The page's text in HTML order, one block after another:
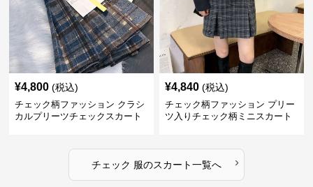
¥4,800 (税込)
チェック柄ファッション クラシ
カルプリーツチェックスカート
¥4,840 (税込)
チェック柄ファッション プリー
ツ入りチェック柄ミニスカート
チェック 服のスカート一覧へ ›